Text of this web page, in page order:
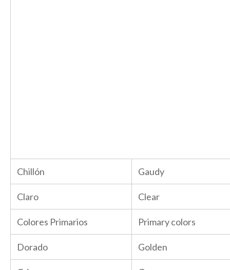
Chillón Gaudy
Claro Clear
Colores Primarios Primary colors
Dorado Golden